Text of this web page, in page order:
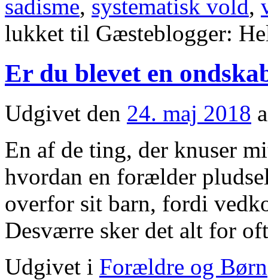
sadisme, systematisk vold,
lukket til Gæsteblogger:
Er du blevet en
Udgivet den 24. maj 2018
En af de ting, der knuser
hvordan en forælder
overfor sit barn, fordi
Desværre sker det alt for
Udgivet i Forældre og Børn